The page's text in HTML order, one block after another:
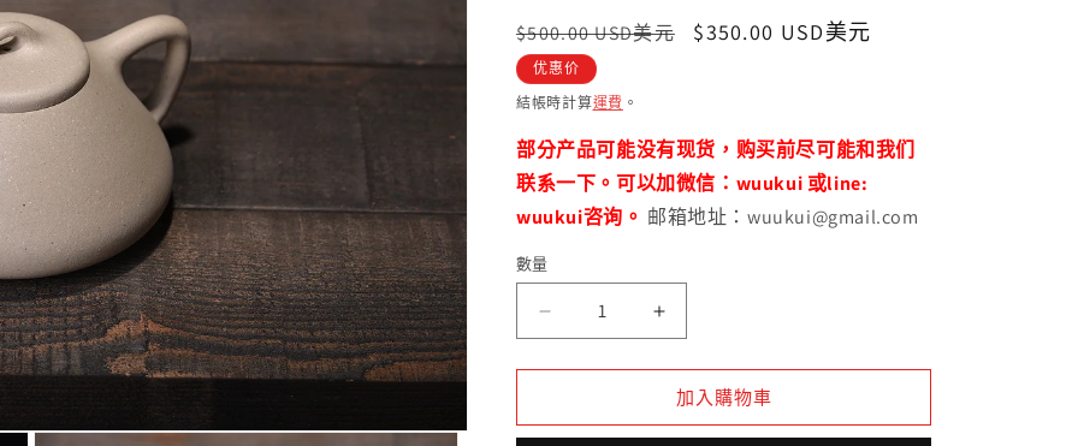
定
價
$500.00 USD美元
售
$350.00 USD美元
优惠价
結帳時計算運費 。
部分产品可能没有现货，购买前尽可能和我们
联系一下。可以加微信：wuukui 或line:
wuukui咨询。 邮箱地址：wuukui@gmail.com
數
數量
本
工
本
加入購物車